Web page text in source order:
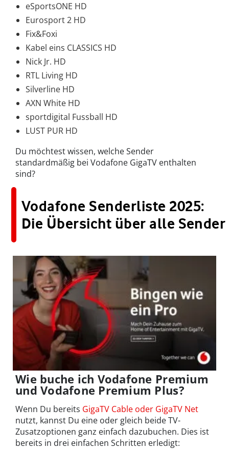
eSportsONE HD
Eurosport 2 HD
Fix&Foxi
Kabel eins CLASSICS HD
Nick Jr. HD
RTL Living HD
Silverline HD
AXN White HD
sportdigital Fussball HD
LUST PUR HD
Du möchtest wissen, welche Sender
standardmäßig bei Vodafone GigaTV enthalten
sind?
Vodafone Senderliste 2025:
Die Übersicht über alle Sender
Wie buche ich Vodafone Premium
und Vodafone Premium Plus?
Wenn Du bereits GigaTV Cable oder GigaTV Net
nutzt, kannst Du eine oder gleich beide TV-
Zusatzoptionen ganz einfach dazubuchen. Dies ist
bereits in drei einfachen Schritten erledigt: